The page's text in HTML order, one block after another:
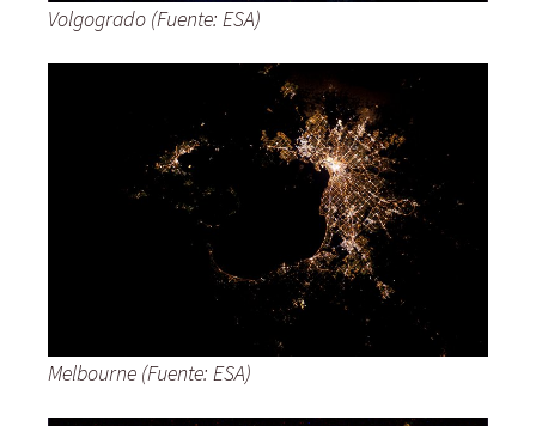
Volgogrado (Fuente: ESA)
Melbourne (Fuente: ESA)